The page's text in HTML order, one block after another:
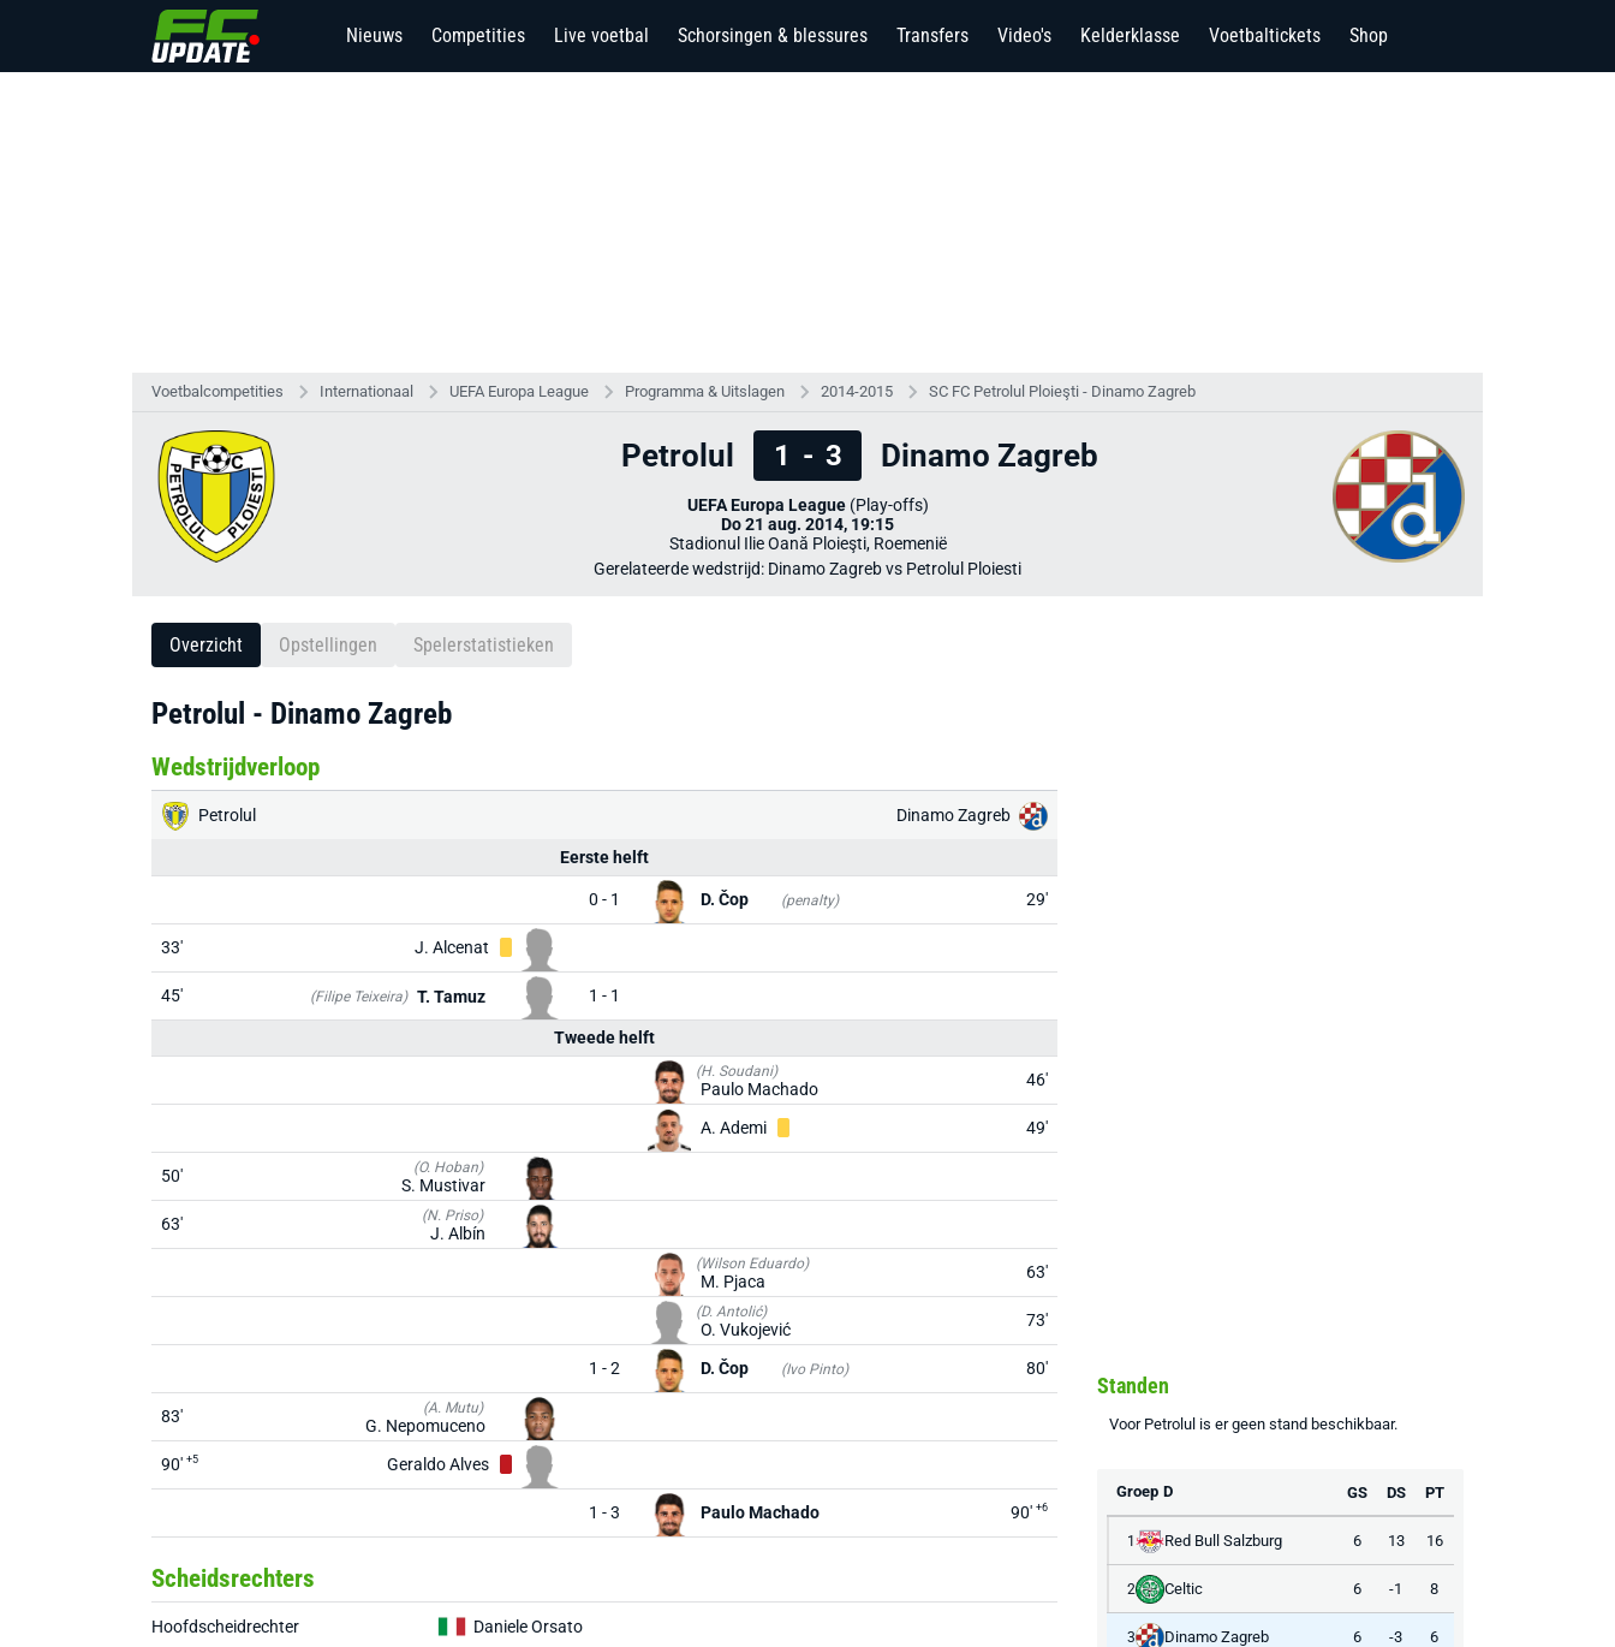
Nieuws Competities Live voetbal Schorsingen & blessures Transfers Video's Kelderklasse Voetbaltickets Shop
Voetbalcompetities Internationaal UEFA Europa League Programma & Uitslagen 2014-2015 SC FC Petrolul Ploieşti - Dinamo Zagreb
Petrolul 1 - 3 Dinamo Zagreb
UEFA Europa League(Play-offs)
Do 21 aug. 2014, 19:15
Stadionul Ilie Oană Ploieşti, Roemenië
Gerelateerde wedstrijd: Dinamo Zagreb vs Petrolul Ploiesti
Overzicht Opstellingen Spelerstatistieken
Petrolul - Dinamo Zagreb
Wedstrijdverloop
Petrolul Dinamo Zagreb
Eerste helft
0 - 1 D. Čop (penalty) 29'
33' J. Alcenat
45' (Filipe Teixeira) T. Tamuz 1 - 1
Tweede helft
(H. Soudani)
Paulo Machado 46'
A. Ademi 49'
50' (O. Hoban)
S. Mustivar
63'
(N. Priso)
J. Albín
(Wilson Eduardo)
M. Pjaca 63'
(D. Antolić)
O. Vukojević 73'
1 - 2 D. Čop (Ivo Pinto) 80'
83' (A. Mutu)
G. Nepomuceno
90' +5 Geraldo Alves
1 - 3 Paulo Machado 90' +6
Scheidsrechters
Hoofdscheidrechter Daniele Orsato
Standen
Voor Petrolul is er geen stand beschikbaar.
Groep D GS DS PT
1 Red Bull Salzburg 6 13 16
2 Celtic 6 -1 8
3 Dinamo Zagreb 6 -3 6